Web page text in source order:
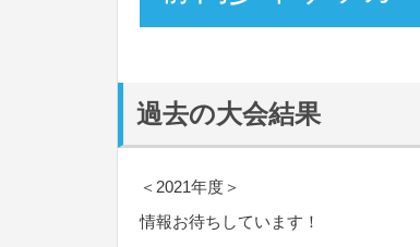
過去の大会結果
＜2021年度＞
情報お待ちしています！